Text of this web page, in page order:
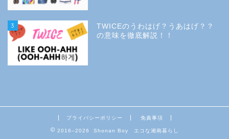
3
TWICEのうわはげ？うあはげ？？
の意味を徹底解説！！
プライバシーポリシー 免責事項
2016–2026 Shonan Boy エコな湘南暮らし